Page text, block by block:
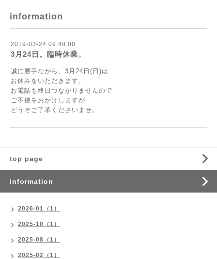
information
2019-03-24 09:48:00
3月24日。臨時休業。
誠に勝手ながら、3月24日(日)は
お休みをいただきます。
お電話も終日つながりませんので
ご不便をおかけしますが
どうぞご了承くださいませ。
top page
information
2026-01（1）
2025-10（1）
2025-08（1）
2025-02（1）